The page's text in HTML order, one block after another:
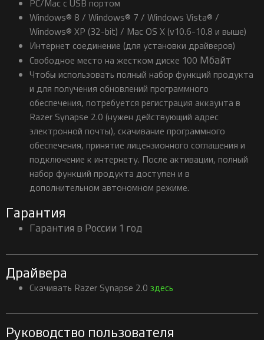
PC/Mac с USB портом
Windows® 8 / Windows® 7 / Windows Vista® /
Windows® XP (32-bit) / Mac OS X (v10.6-10.8 и выше)
Интернет соединение (для установки драйверов)
Свободное место на жестком диске 100 Мбайт
Чтобы использовать полный набор функций продукта
и для получения обновлений программного
обеспечения, потребуется регистрация аккаунта в
Razer Synapse 2.0 (нужен действующий адрес
электронной почты), скачивание программного
обеспечения, принятие лицензионного соглашения и
подключение к интернету. После активации, полный
набор функций продукта доступен и в
дополнительном автономном режиме.
Гарантия
Гарантия в России 1 год
Драйвера
Скачивать Razer Synapse 2.0 здесь
Руководство пользователя